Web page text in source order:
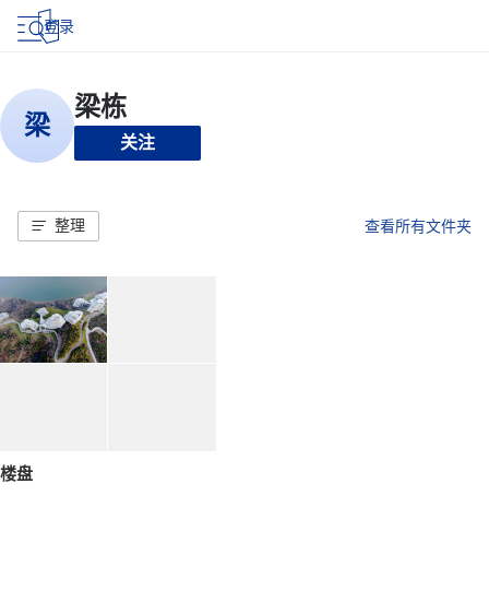
登录
关注
整理 查看所有文件夹
楼盘